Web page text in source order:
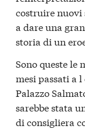
costruire nuovi
a dare una
storia di un
Sono queste le
mesi passati a l
Palazzo
sarebbe stata
di consigliera